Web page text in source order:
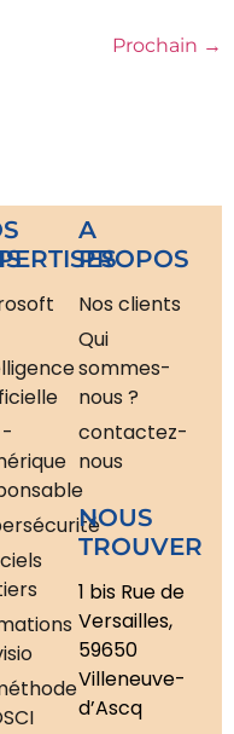
Prochain →
-
A
PROPOS
Nos clients
Qui
sommes-
nous ?
contactez-
nous
NOUS
TROUVER
1 bis Rue de
Versailles,
59650
Villeneuve-
d’Ascq